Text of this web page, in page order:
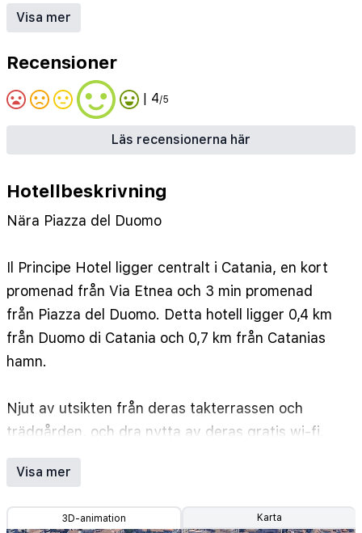
CarParking
NumberOfBars
Cykeluthyrninginrheten
Konferenslokal •Parkeringtillggsavgift
Parkeringutantak•Portierpiccolo
Uthyrningavscootermopedinrheten
Visa mer
Recensioner
| 4/5
Läs recensionerna här
Hotellbeskrivning
Nära Piazza del Duomo
Il Principe Hotel ligger centralt i Catania, en kort
promenad från Via Etnea och 3 min promenad
från Piazza del Duomo. Detta hotell ligger 0,4 km
från Duomo di Catania och 0,7 km från Catanias
hamn.
Njut av utsikten från deras takterrassen och
trädgården, och dra nytta av deras gratis wi-fi.
Boendet har även conciergetjänster,
barnpassning mot en avgift och bankettsal.
boendets strandbuss (avgift tillkommer).
Visa mer
3D-animation Karta